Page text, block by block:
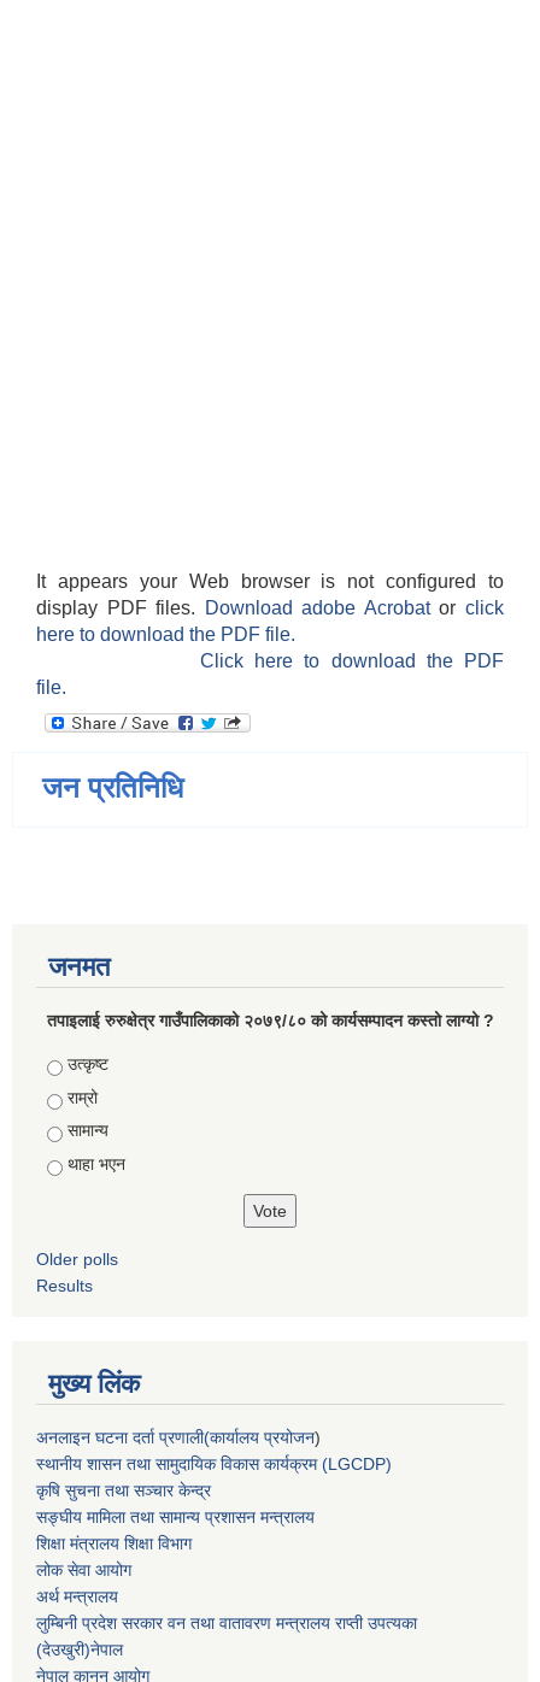
It appears your Web browser is not configured to
display PDF files.
Download adobe Acrobatorclick
here to download the PDF file.
Click here to download the PDF
file.
जन प्रतिनिधि
जनमत
तपाइलाई रुरुक्षेत्र गाउँपालिकाको २०७९/८० को कार्यसम्पादन कस्तो लाग्यो ?
Choices
उत्कृष्ट
राम्रो
सामान्य
थाहा भएन
Older polls
Results
मुख्य लिंक
अनलाइन घटना दर्ता प्रणाली(कार्यालय प्रयोजन)
स्थानीय शासन तथा सामुदायिक विकास कार्यक्रम (LGCDP)
कृषि सुचना तथा सञ्चार केन्द्र
सङ्घीय मामिला तथा सामान्य प्रशासन मन्त्रालय
शिक्षा मंत्रालय शिक्षा विभाग
लोक सेवा आयोग
अर्थ मन्त्रालय
लुम्बिनी प्रदेश सरकार वन तथा वातावरण मन्त्रालय राप्ती उपत्यका
(देउखुरी)नेपाल
नेपाल कानुन आयोग